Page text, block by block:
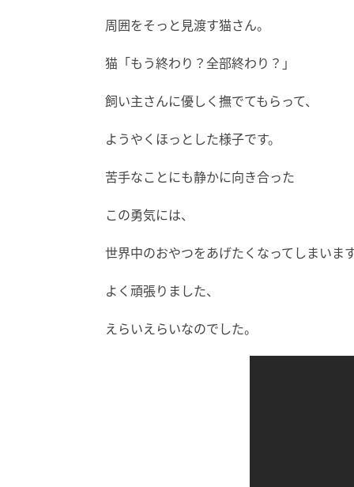
周囲をそっと見渡す猫さん。
猫「もう終わり？全部終わり？」
飼い主さんに優しく撫でてもらって、
ようやくほっとした様子です。
苦手なことにも静かに向き合った
この勇気には、
世界中のおやつをあげたくなってしまいま
よく頑張りました、
えらいえらいなのでした。